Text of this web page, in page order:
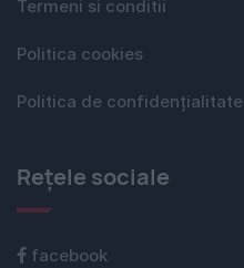
Termeni si conditii
Politica cookies
Politica de confidențialitate
Rețele sociale
facebook